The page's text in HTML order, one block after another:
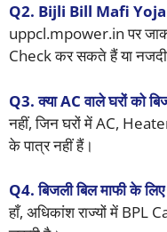
Q2. Bijli Bill Mafi
uppcl.mpower.in पर
Check कर सकते हैं या
Q3. क्या AC वाले घरों को
नहीं, जिन घरों में AC,
के पात्र नहीं हैं।
Q4. बिजली बिल माफी के
हाँ, अधिकांश राज्यों में BPL